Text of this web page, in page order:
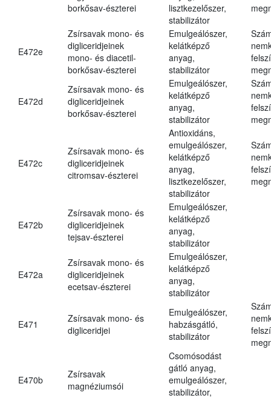
borkősav-észterei
lisztkezelőszer,
stabilizátor
E472e
Zsírsavak mono- és
digliceridjeinek
mono- és diacetil-
borkősav-észterei
Emulgeálószer,
kelátképző
anyag,
stabilizátor
E472d
Zsírsavak mono- és
digliceridjeinek
borkősav-észterei
Emulgeálószer,
kelátképző
anyag,
stabilizátor
E472c
Zsírsavak mono- és
digliceridjeinek
citromsav-észterei
Antioxidáns,
emulgeálószer,
kelátképző
anyag,
lisztkezelőszer,
stabilizátor
E472b
Zsírsavak mono- és
digliceridjeinek
tejsav-észterei
Emulgeálószer,
kelátképző
anyag,
stabilizátor
E472a
Zsírsavak mono- és
digliceridjeinek
ecetsav-észterei
Emulgeálószer,
kelátképző
anyag,
stabilizátor
E471
Zsírsavak mono- és
digliceridjei
Emulgeálószer,
habzásgátló,
stabilizátor
E470b
Zsírsavak
magnéziumsói
Csomósodást
gátló anyag,
emulgeálószer,
stabilizátor,